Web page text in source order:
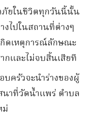
ภัยในชีวิตทุกวันนี้นั้น
งไปในสถานที่ต่างๆ
ดเหตุการณ์ลักษณะ
และไม่จบสิ้นเสียที
ครัวจะนำร่างของผู้
นาที่วัดน้ำแพร่ ตำบล
ม่